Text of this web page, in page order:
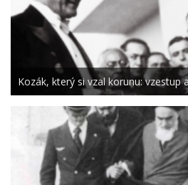
Kozák, který si vzal korunu: vzestup